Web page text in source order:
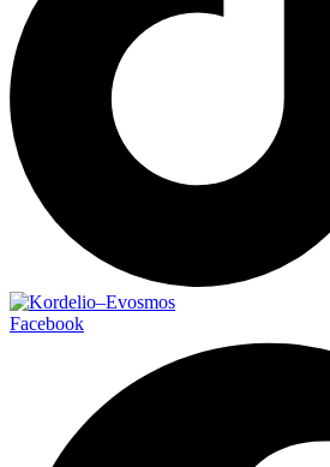
Facebook